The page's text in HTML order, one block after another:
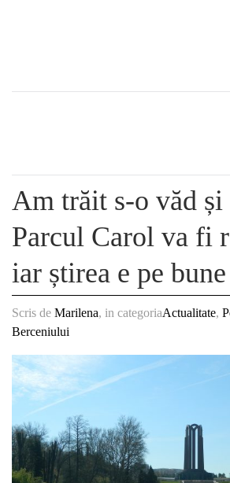
Am trăit s-o văd și
Parcul Carol va fi
iar știrea e pe bune
Scris de Marilena, in categoriaActualitate,
Berceniului